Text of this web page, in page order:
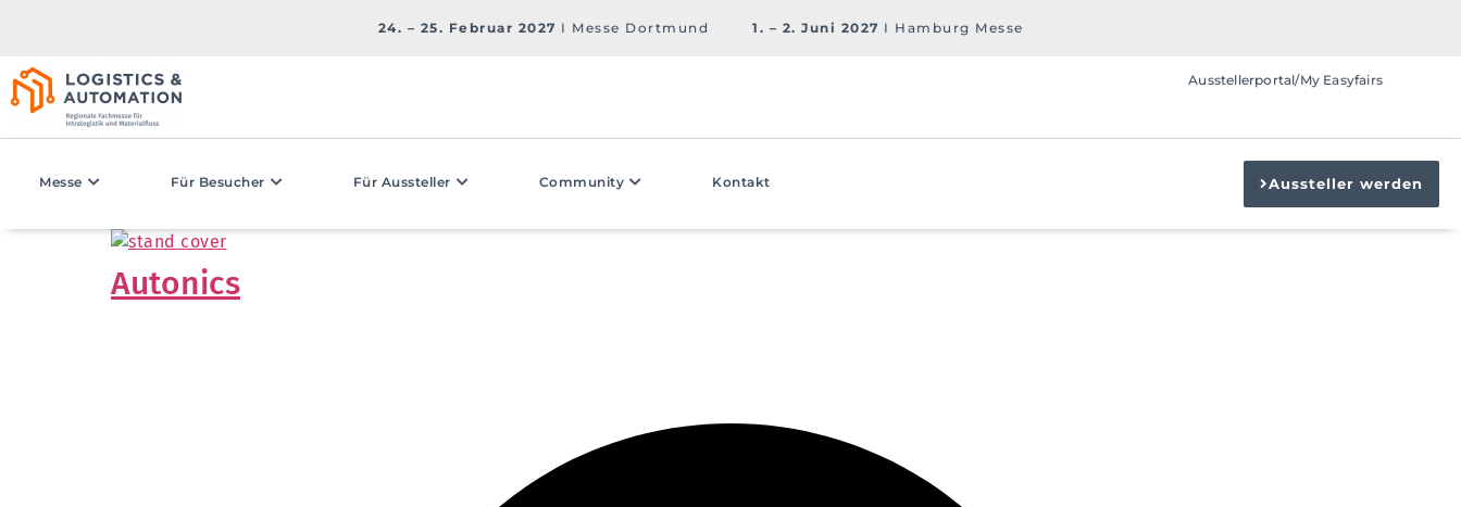
24. – 25. Februar 2027 I Messe Dortmund 1. – 2. Juni 2027 I Hamburg Messe
Ausstellerportal/My Easyfairs
Messe Für Besucher Für Aussteller Community Kontakt Aussteller werden
Autonics